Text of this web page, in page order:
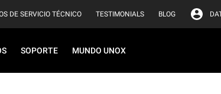
DE SERVICIO TÉCNICO TESTIMONIALS BLOG
SOPORTE MUNDO UNOX